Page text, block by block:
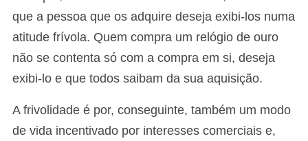
que a pessoa que os adquire deseja exibi-los numa
atitude frívola. Quem compra um relógio de ouro
não se contenta só com a compra em si, deseja
exibi-lo e que todos saibam da sua aquisição.
A frivolidade é por, conseguinte, também um modo
de vida incentivado por interesses comerciais e,